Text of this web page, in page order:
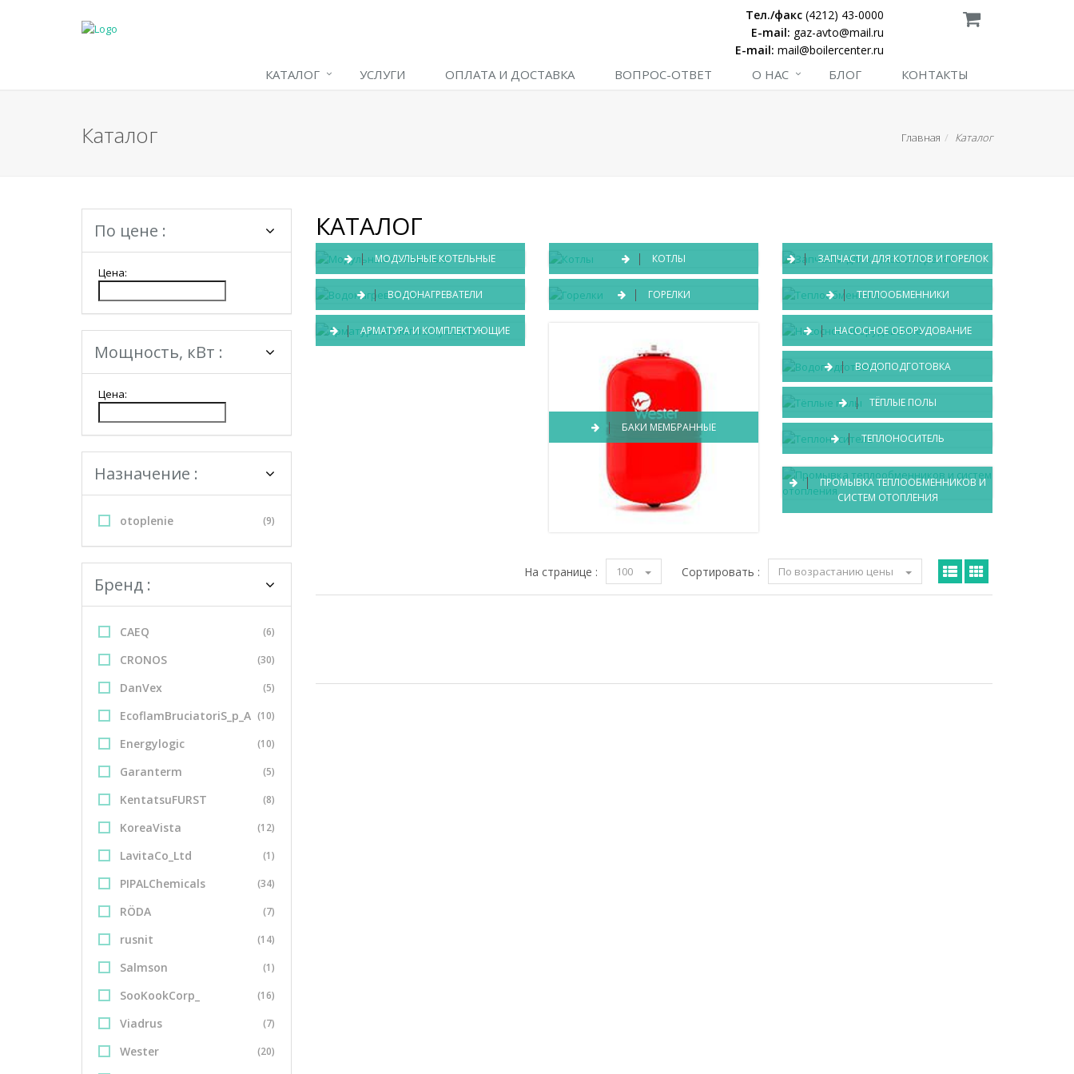
Тел./факс (4212) 43-0000
E-mail: gaz-avto@mail.ru
E-mail: mail@boilercenter.ru
КАТАЛОГ УСЛУГИ ОПЛАТА И ДОСТАВКА ВОПРОС-ОТВЕТ О НАС БЛОГ КОНТАКТЫ
Каталог Главная Каталог
По цене :
Цена:
Мощность, кВт :
Цена:
Назначение :
otoplenie (9)
Бренд :
CAEQ (6)
CRONOS (30)
DanVex (5)
EcoflamBruciatoriS_p_A (10)
Energylogic (10)
Garanterm (5)
KentatsuFURST (8)
KoreaVista (12)
LavitaCo_Ltd (1)
PIPALChemicals (34)
RÖDA (7)
rusnit (14)
Salmson (1)
SooKookCorp_ (16)
Viadrus (7)
Wester (20)
КАТАЛОГ
МОДУЛЬНЫЕ КОТЕЛЬНЫЕ КОТЛЫ ЗАПЧАСТИ ДЛЯ КОТЛОВ И ГОРЕЛОК
ВОДОНАГРЕВАТЕЛИ ГОРЕЛКИ ТЕПЛООБМЕННИКИ
АРМАТУРА И КОМПЛЕКТУЮЩИЕ
БАКИ МЕМБРАННЫЕ
НАСОСНОЕ ОБОРУДОВАНИЕ
ВОДОПОДГОТОВКА
ТЁПЛЫЕ ПОЛЫ
ТЕПЛОНОСИТЕЛЬ
ПРОМЫВКА ТЕПЛООБМЕННИКОВ И
СИСТЕМ ОТОПЛЕНИЯ
Сортировать : По возрастанию цены
На странице : 100